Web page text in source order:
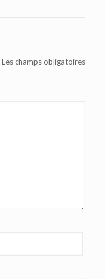
Les champs obligatoires